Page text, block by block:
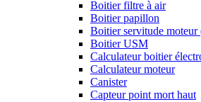
Boitier filtre à air
Boitier papillon
Boitier servitude
Boitier USM
Calculateur boitier
Calculateur moteur
Canister
Capteur point mort haut